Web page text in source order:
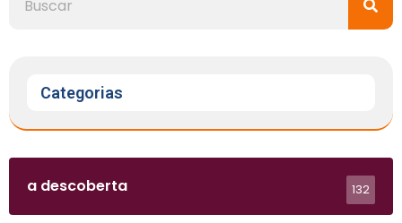
Categorias
a descoberta 132